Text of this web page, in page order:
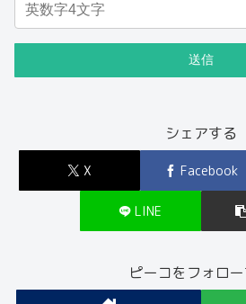
シェアする
X Facebook
LINE
ピーコをフォロ